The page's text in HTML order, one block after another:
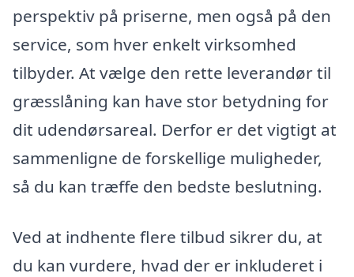
perspektiv på priserne, men også på den
service, som hver enkelt virksomhed
tilbyder. At vælge den rette leverandør til
græsslåning kan have stor betydning for
dit udendørsareal. Derfor er det vigtigt at
sammenligne de forskellige muligheder,
så du kan træffe den bedste beslutning.
Ved at indhente flere tilbud sikrer du, at
du kan vurdere, hvad der er inkluderet i